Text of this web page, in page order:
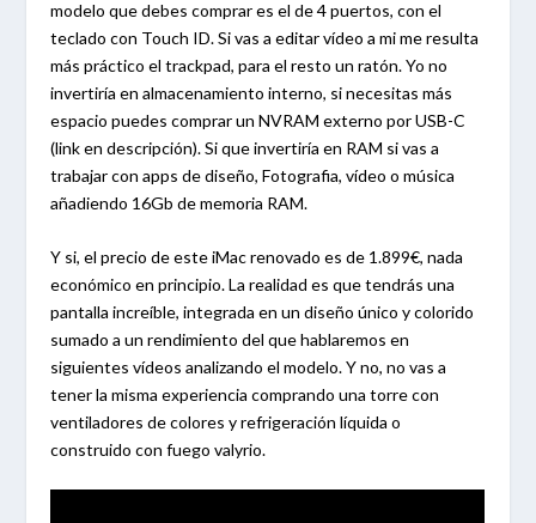
modelo que debes comprar es el de 4 puertos, con el
teclado con Touch ID. Si vas a editar vídeo a mi me resulta
más práctico el trackpad, para el resto un ratón. Yo no
invertiría en almacenamiento interno, si necesitas más
espacio puedes comprar un NVRAM externo por USB-C
(link en descripción). Si que invertiría en RAM si vas a
trabajar con apps de diseño, Fotografia, vídeo o música
añadiendo 16Gb de memoria RAM.
Y si, el precio de este iMac renovado es de 1.899€, nada
económico en principio. La realidad es que tendrás una
pantalla increíble, integrada en un diseño único y colorido
sumado a un rendimiento del que hablaremos en
siguientes vídeos analizando el modelo. Y no, no vas a
tener la misma experiencia comprando una torre con
ventiladores de colores y refrigeración líquida o
construido con fuego valyrio.